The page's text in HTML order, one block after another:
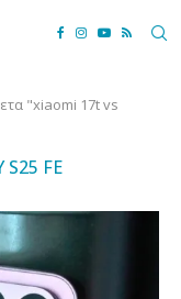
"xiaomi 17t vs
S25 FE